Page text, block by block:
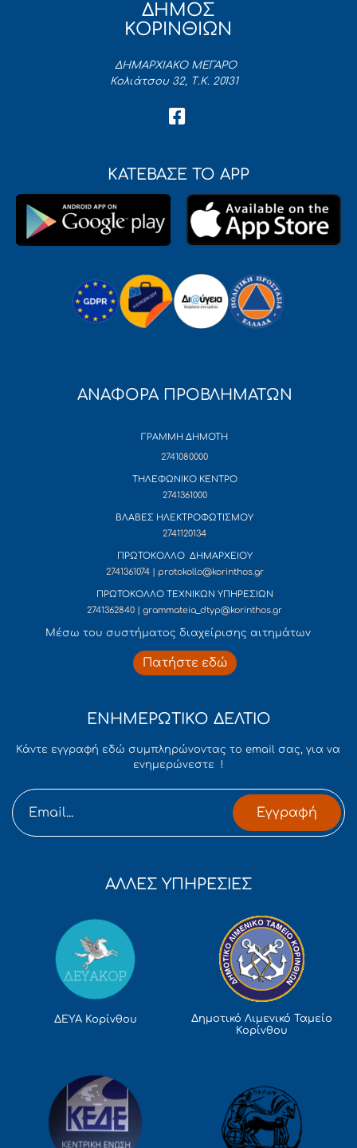
ΔΗΜΟΣ
ΚΟΡΙΝΘΙΩΝ
ΔΗΜΑΡΧΙΑΚΟ ΜΕΓΑΡΟ
Κολιάτσου 32, Τ.Κ. 20131
ΚΑΤΕΒΑΣΕ ΤΟ APP
ΑΝΑΦΟΡΑ ΠΡΟΒΛΗΜΑΤΩΝ
ΓΡΑΜΜΗ ΔΗΜΟΤΗ
2741080000
ΤΗΛΕΦΩΝΙΚΟ ΚΕΝΤΡΟ
2741361000
ΒΛΑΒΕΣ ΗΛΕΚΤΡΟΦΩΤΙΣΜΟΥ
2741120134
ΠΡΩΤΟΚΟΛΛΟ ΔΗΜΑΡΧΕΙΟΥ
2741361074 | protokollo@korinthos.gr
ΠΡΩΤΟΚΟΛΛΟ ΤΕΧΝΙΚΩΝ ΥΠΗΡΕΣΙΩΝ
2741362840 | grammateia_dtyp@korinthos.gr
Mέσω του συστήματος διαχείρισης αιτημάτων
Πατήστε εδώ
ΕΝΗΜΕΡΩΤΙΚΟ ΔΕΛΤΙΟ
Κάντε εγγραφή εδώ συμπληρώνοντας το email σας, για να
ενημερώνεστε !
Εγγραφή
ΑΛΛΕΣ ΥΠΗΡΕΣΙΕΣ
ΔΕΥΑ Κορίνθου
Δημοτικό Λιμενικό Ταμείο
Κορίνθου